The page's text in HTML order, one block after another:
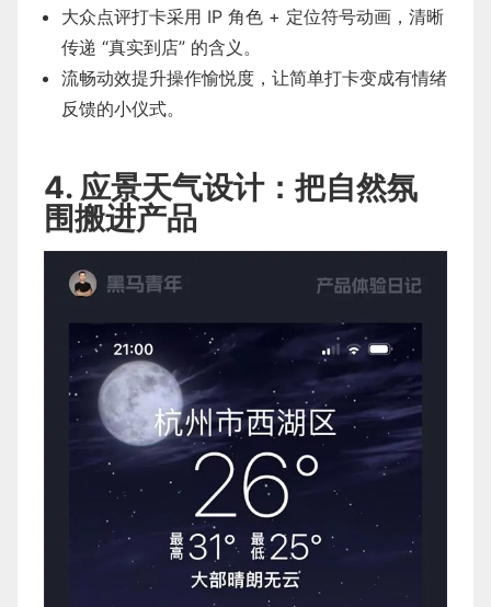
大众点评打卡采用 IP 角色 + 定位符号动画，清晰
传递 “真实到店” 的含义。
流畅动效提升操作愉悦度，让简单打卡变成有情绪
反馈的小仪式。
4. 应景天气设计：把自然氛
围搬进产品